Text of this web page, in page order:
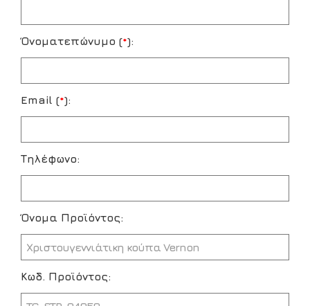
Όνοματεπώνυμο (*):
Email (*):
Τηλέφωνο:
Όνομα Προϊόντος:
Κωδ. Προϊόντος: